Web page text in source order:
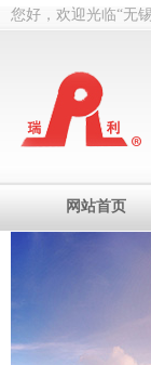
您好，欢迎光临“无
网站首页